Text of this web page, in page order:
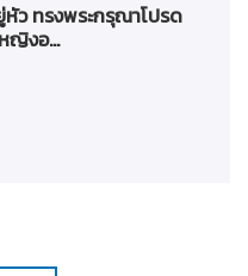
หัว ทรงพระกรุณาโปรด
ญิงอ...